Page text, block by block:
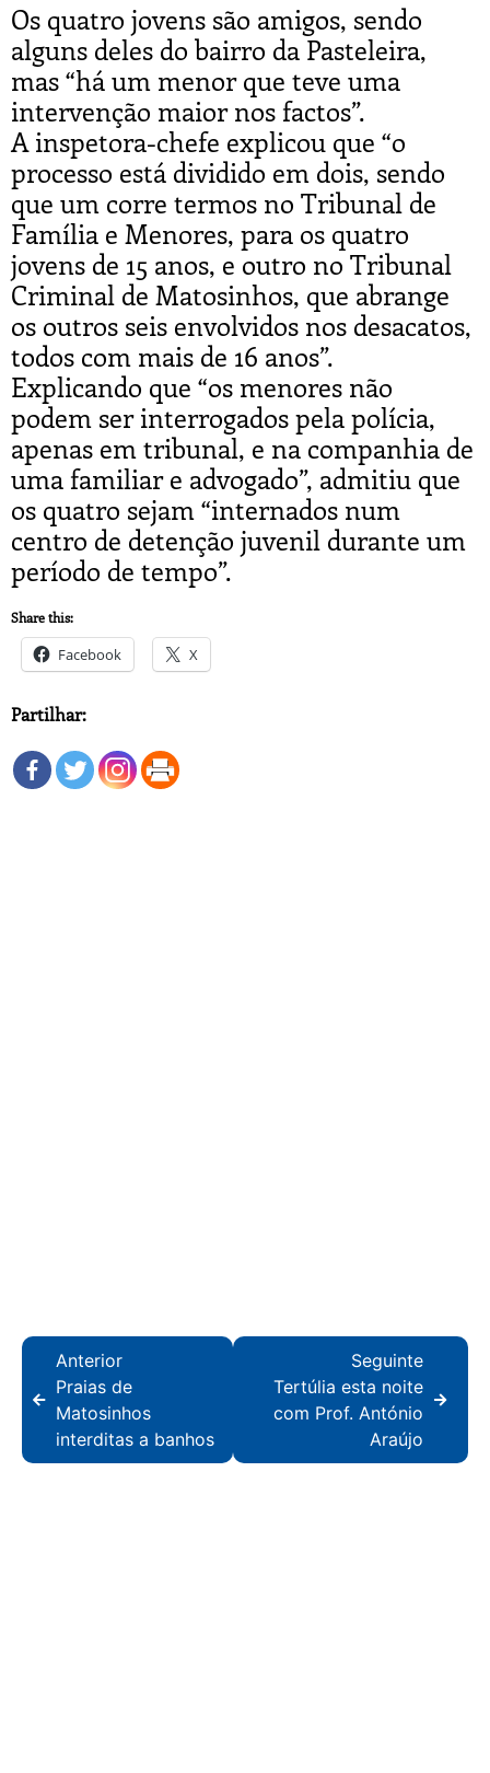
Os quatro jovens são amigos, sendo
alguns deles do bairro da Pasteleira,
mas “há um menor que teve uma
intervenção maior nos factos”.
A inspetora-chefe explicou que “o
processo está dividido em dois, sendo
que um corre termos no Tribunal de
Família e Menores, para os quatro
jovens de 15 anos, e outro no Tribunal
Criminal de Matosinhos, que abrange
os outros seis envolvidos nos desacatos,
todos com mais de 16 anos”.
Explicando que “os menores não
podem ser interrogados pela polícia,
apenas em tribunal, e na companhia de
uma familiar e advogado”, admitiu que
os quatro sejam “internados num
centro de detenção juvenil durante um
período de tempo”.
Share this:
Facebook X
Partilhar:
Anterior
Praias de
Matosinhos
interditas a banhos
Seguinte
Tertúlia esta noite
com Prof. António
Araújo